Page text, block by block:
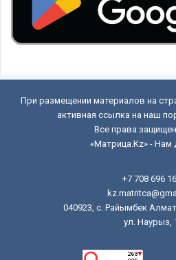
При размещении материалов на
активная ссылка на наш
Все права
«Матрица.Kz» -
+7 708 696
040923, с. Райымбек
ул. Наурыз,